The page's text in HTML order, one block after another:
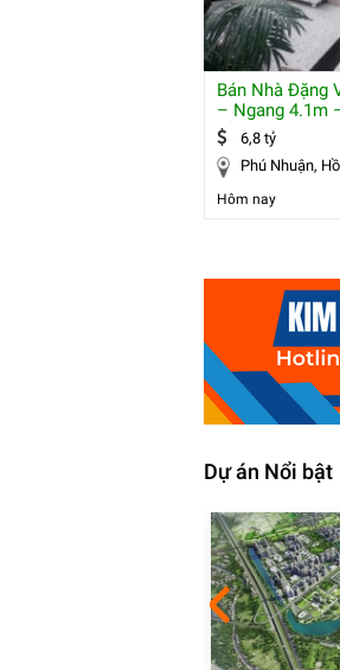
Bán Nhà Đặng
– Ngang 4.1m
Tỷ
6,8 tỷ
Phú
Hôm nay
Dự án Nổi bật